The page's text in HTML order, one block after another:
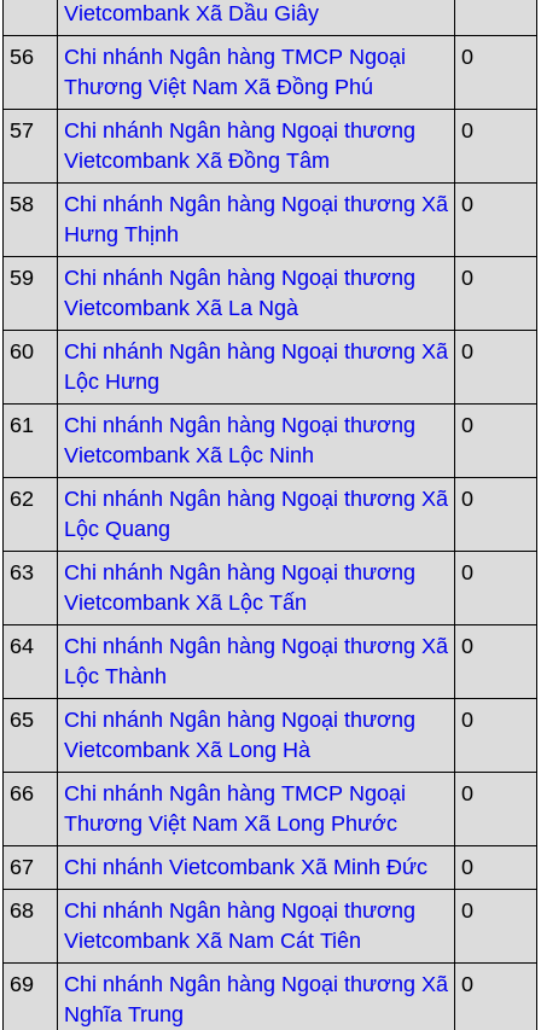
Vietcombank Xã Dầu Giây
56
Chi nhánh Ngân hàng TMCP Ngoại
Thương Việt Nam Xã Đồng Phú
0
57
Chi nhánh Ngân hàng Ngoại thương
Vietcombank Xã Đồng Tâm
0
58
Chi nhánh Ngân hàng Ngoại thương Xã
Hưng Thịnh
0
59
Chi nhánh Ngân hàng Ngoại thương
Vietcombank Xã La Ngà
0
60
Chi nhánh Ngân hàng Ngoại thương Xã
Lộc Hưng
0
61
Chi nhánh Ngân hàng Ngoại thương
Vietcombank Xã Lộc Ninh
0
62
Chi nhánh Ngân hàng Ngoại thương Xã
Lộc Quang
0
63
Chi nhánh Ngân hàng Ngoại thương
Vietcombank Xã Lộc Tấn
0
64
Chi nhánh Ngân hàng Ngoại thương Xã
Lộc Thành
0
65
Chi nhánh Ngân hàng Ngoại thương
Vietcombank Xã Long Hà
0
66
Chi nhánh Ngân hàng TMCP Ngoại
Thương Việt Nam Xã Long Phước
0
67 Chi nhánh Vietcombank Xã Minh Đức
0
68
Chi nhánh Ngân hàng Ngoại thương
Vietcombank Xã Nam Cát Tiên
0
69
Chi nhánh Ngân hàng Ngoại thương Xã
Nghĩa Trung
0